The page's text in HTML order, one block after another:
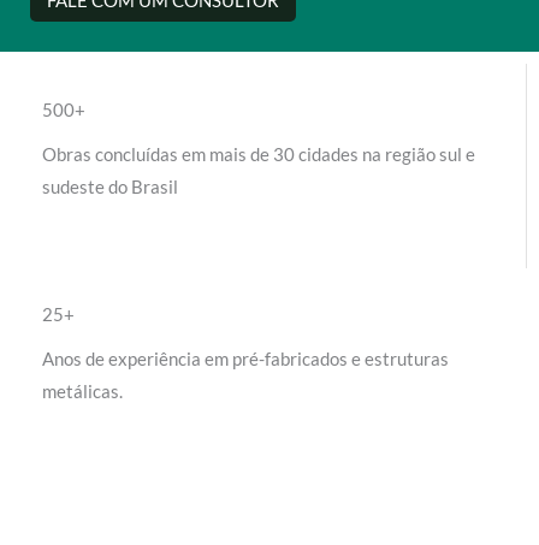
500+
Obras concluídas em mais de 30 cidades na região sul e
sudeste do Brasil
25+
Anos de experiência em pré-fabricados e estruturas
metálicas.